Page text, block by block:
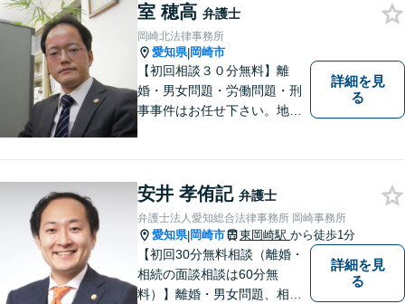
【交通事故】相談実績多数！
保険会社とのやりとりや交渉
はお任せください
室 穂高 弁護士
岡崎北法律事務所
愛知県|岡崎市
【初回相談３０分無料】離
婚・男女問題・労働問題・刑
事事件はお任せ下さい。地域
詳細を見
る
安井 孝侑記 弁護士
弁護士法人愛知総合法律事務所 岡崎事務所
愛知県|岡崎市 東岡崎駅 から徒歩1分
【初回30分無料相談（離婚・
相続の面談相談は60分無
料）】離婚・男女問題、相
詳細を見
る